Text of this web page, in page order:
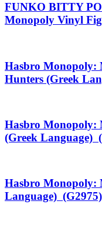
FUNKO BITTY
Monopoly Vinyl
Hasbro Monopoly:
Hunters (Greek
Hasbro Monopoly:
(Greek Language)
Hasbro Monopoly:
Language) (G2975)